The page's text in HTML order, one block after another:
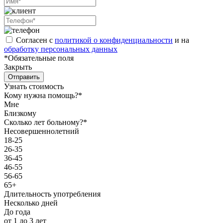
Согласен с политикой о конфиденциальности и на
обработку персональных данных
*Обязательные поля
Закрыть
Отправить
Узнать стоимость
Кому нужна помощь?*
Мне
Близкому
Сколько лет больному?*
Несовершеннолетний
18-25
26-35
36-45
46-55
56-65
65+
Длительность употребления
Несколько дней
До года
от 1 до 3 лет